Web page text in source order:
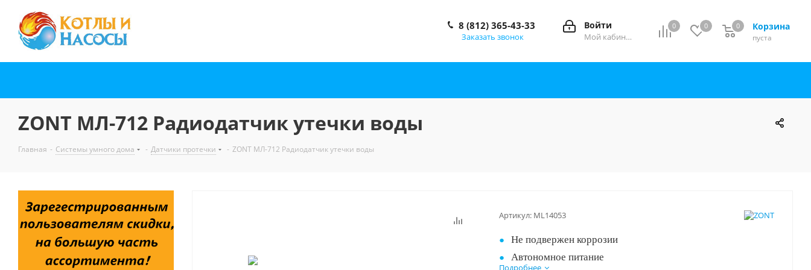
0 0 Корзина
0
пуста
0
Войти
Мой кабинет
8 (812) 365-43-33
Заказать звонок
ZONT МЛ-712 Радиодатчик утечки воды
Главная - Системы умного дома - Датчики протечки - ZONT МЛ-712 Радиодатчик утечки воды
Артикул: ML14053
Не подвержен коррозии
Автономное питание
Подробнее